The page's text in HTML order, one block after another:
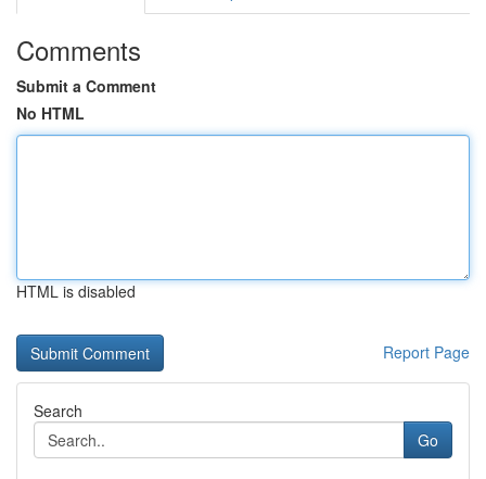
Comments
Submit a Comment
No HTML
HTML is disabled
Report Page
Search
Go